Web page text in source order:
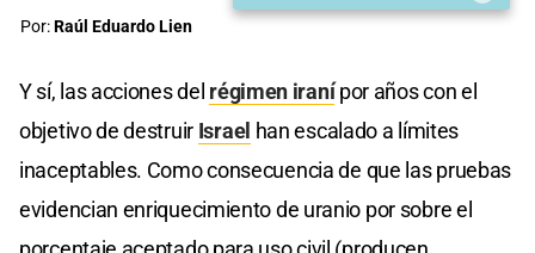
Por:Raúl Eduardo Lien
Y sí, las acciones del régimen iranípor años con el
objetivo de destruir Israel han escalado a límites
inaceptables. Como consecuencia de que las pruebas
evidencian enriquecimiento de uranio por sobre el